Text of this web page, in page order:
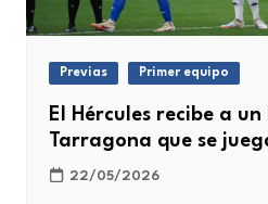
Previas Primer equipo
El Hércules recibe a
Tarragona que se
22/05/2026